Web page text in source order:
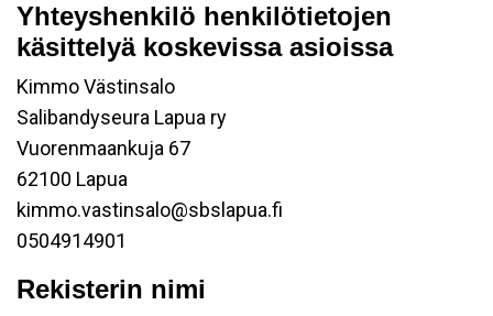
Yhteyshenkilö henkilötietojen
käsittelyä koskevissa asioissa
Kimmo Västinsalo
Salibandyseura Lapua ry
Vuorenmaankuja 67
62100 Lapua
kimmo.vastinsalo@sbslapua.fi
0504914901
Rekisterin nimi